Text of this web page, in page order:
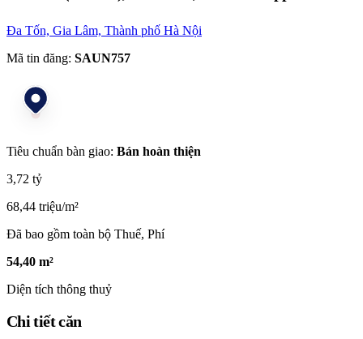
Đa Tốn, Gia Lâm, Thành phố Hà Nội
Mã tin đăng: SAUN757
Tiêu chuẩn bàn giao: Bán hoàn thiện
3,72 tỷ
68,44 triệu/m²
Đã bao gồm toàn bộ Thuế, Phí
54,40 m²
Diện tích thông thuỷ
Chi tiết căn